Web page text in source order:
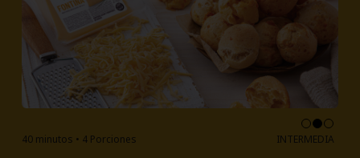
40 minutos • 4 Porciones INTERMEDIA